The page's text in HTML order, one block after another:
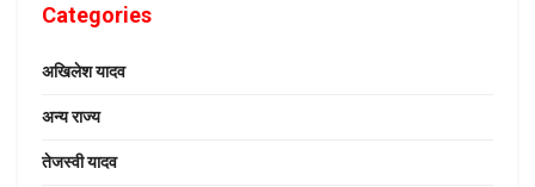
Categories
अखिलेश यादव
अन्य राज्य
तेजस्वी यादव